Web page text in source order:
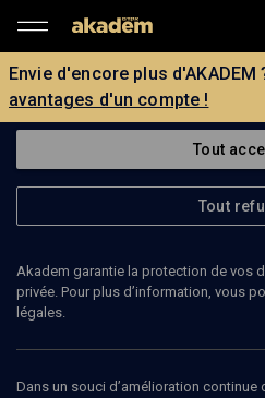
Envie d'encore plus d'AKADEM
avantages d'un compte !
Tout
Tout
Akadem garantie la protection de vos
privée. Pour plus d’information, vous
légales.
Dans un souci d’amélioration